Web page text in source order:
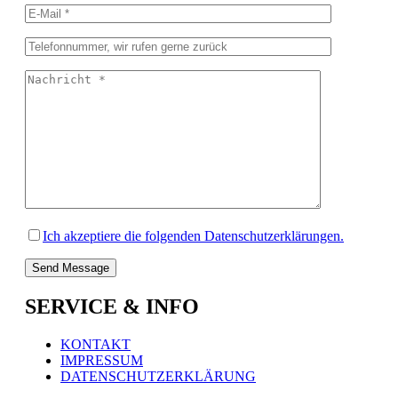
Ich akzeptiere die folgenden Datenschutzerklärungen.
SERVICE & INFO
KONTAKT
IMPRESSUM
DATENSCHUTZERKLÄRUNG